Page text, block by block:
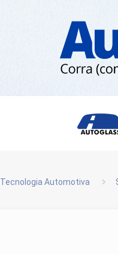
Tecnologia Automotiva